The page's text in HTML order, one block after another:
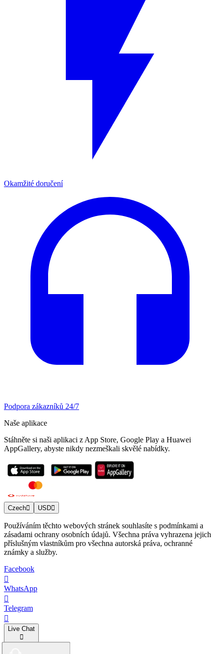
Okamžité doručení
Podpora zákazníků 24/7
Naše aplikace
Stáhněte si naši aplikaci z App Store, Google Play a Huawei
AppGallery, abyste nikdy nezmeškali skvělé nabídky.
Czech USD
Používáním těchto webových stránek souhlasíte s podmínkami a
zásadami ochrany osobních údajů. Všechna práva vyhrazena jejich
příslušným vlastníkům pro všechna autorská práva, ochranné
známky a služby.
Facebook
WhatsApp
Telegram
Live Chat